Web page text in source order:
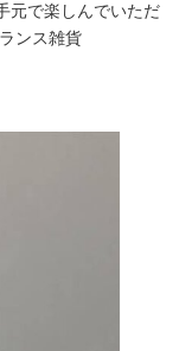
元で楽しんでいただ
ンス雑貨